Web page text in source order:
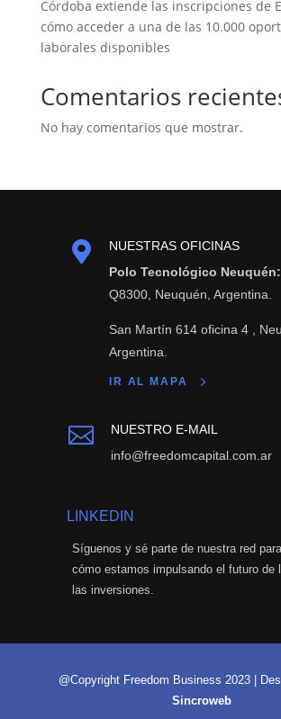
Córdoba extiende las inscripciones de
cómo acceder a una de las 10.000
laborales disponibles
Comentarios
No hay comentarios que mostrar.

NUESTRAS OFICINAS
Polo Tecnológico Neuquén:
Q8300, Neuquén, Argentina.
San Martín 614 oficina 4 ,
Argentina.
IR AL MAPA

NUESTRO E-MAIL
info@freedomcapital.com.ar
LINKEDIN
Síguenos y sé parte de nuestra red
cómo estamos impulsando el futuro de
las inversiones.
@Copyright Freedom Business 2023 |
Sincroweb